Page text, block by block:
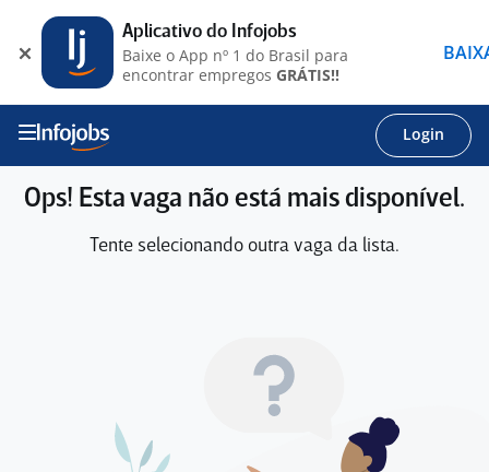
Login
Ops! Esta vaga não está mais disponível.
Tente selecionando outra vaga da lista.
Aplicativo do Infojobs
Baixe o App nº 1 do Brasil para
encontrar empregos GRÁTIS!!